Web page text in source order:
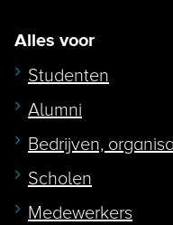
Alles voor
Studenten
Alumni
Bedrijven,
Scholen
Medewerkers